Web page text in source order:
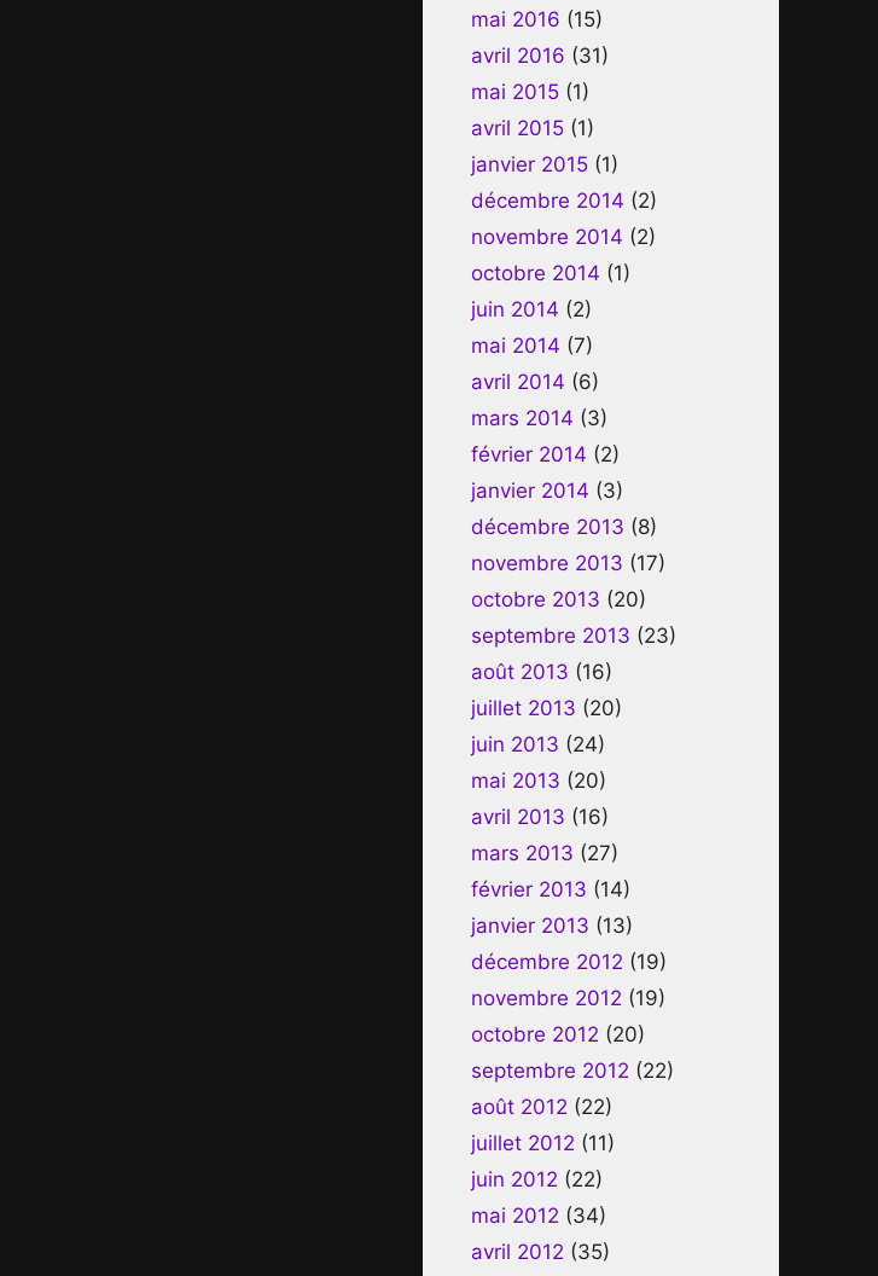
mai 2016 (15)
avril 2016 (31)
mai 2015 (1)
avril 2015 (1)
janvier 2015 (1)
décembre 2014 (2)
novembre 2014 (2)
octobre 2014 (1)
juin 2014 (2)
mai 2014 (7)
avril 2014 (6)
mars 2014 (3)
février 2014 (2)
janvier 2014 (3)
décembre 2013 (8)
novembre 2013 (17)
octobre 2013 (20)
septembre 2013 (23)
août 2013 (16)
juillet 2013 (20)
juin 2013 (24)
mai 2013 (20)
avril 2013 (16)
mars 2013 (27)
février 2013 (14)
janvier 2013 (13)
décembre 2012 (19)
novembre 2012 (19)
octobre 2012 (20)
septembre 2012 (22)
août 2012 (22)
juillet 2012 (11)
juin 2012 (22)
mai 2012 (34)
avril 2012 (35)